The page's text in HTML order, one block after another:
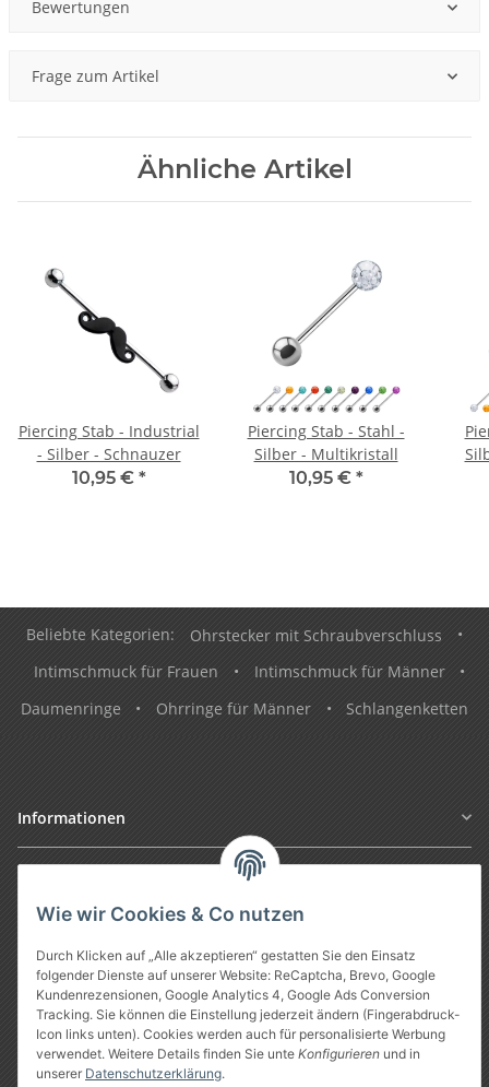
Wie wir Cookies & Co nutzen
Durch Klicken auf „Alle akzeptieren“ gestatten Sie den Einsatz
folgender Dienste auf unserer Website: ReCaptcha, Brevo, Google
Kundenrezensionen, Google Analytics 4, Google Ads Conversion
Tracking. Sie können die Einstellung jederzeit ändern (Fingerabdruck-
Icon links unten). Cookies werden auch für personalisierte Werbung
verwendet. Weitere Details finden Sie unte Konfigurieren und in
unserer Datenschutzerklärung.
Bewertungen
Frage zum Artikel
Ähnliche Artikel
Piercing Stab - Industrial
- Silber - Schnauzer
10,95 € *
Piercing Stab - Stahl -
Silber - Multikristall
10,95 € *
Beliebte Kategorien: Ohrstecker mit Schraubverschluss
•
Intimschmuck für Frauen
• Intimschmuck für Männer
•
Daumenringe
• Ohrringe für Männer • Schlangenketten
Informationen